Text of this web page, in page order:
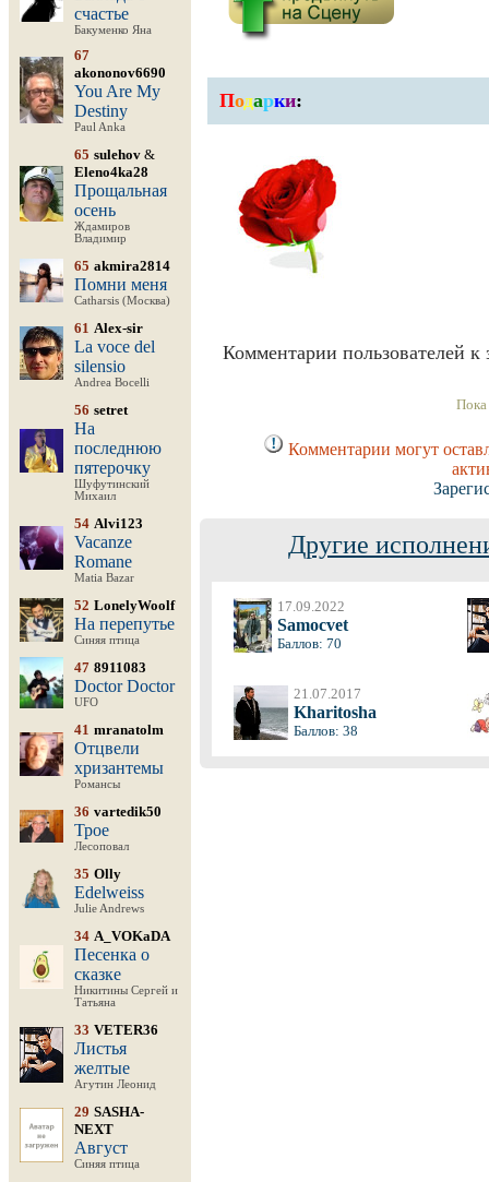
счастье
Бакуменко Яна
67
akononov6690
You Are My
Destiny
Paul Anka
65 sulehov &
Eleno4ka28
Прощальная
осень
Ждамиров
Владимир
65 akmira2814
Помни меня
Catharsis (Москва)
61 Alex-sir
La voce del
silensio
Andrea Bocelli
56 setret
На
последнюю
пятерочку
Шуфутинский
Михаил
54 Alvi123
Vacanze
Romane
Matia Bazar
52 LonelyWoolf
На перепутье
Синяя птица
47 8911083
Doctor Doctor
UFO
41 mranatolm
Отцвели
хризантемы
Романсы
36 vartedik50
Трое
Лесоповал
35 Olly
Edelweiss
Julie Andrews
34 A_VOKaDA
Песенка о
сказке
Никитины Сергей и
Татьяна
33 VETER36
Листья
желтые
Агутин Леонид
29 SASHA-
NEXT
Август
Синяя птица
Подарки:
Комментарии пользователей к
Пока
Комментарии могут
Другие
17.09.2022
Samocvet
Баллов: 70
21.07.2017
Kharitosha
Баллов: 38